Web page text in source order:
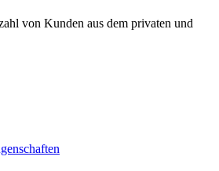
von Kunden aus dem privaten und